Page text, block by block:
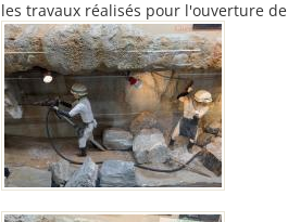
les travaux réalisés pour l'ouverture